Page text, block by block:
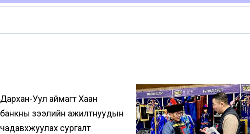
Дархан-Уул аймагт Хаан
банкны зээлийн ажилтнуудын
чадавхжуулах сургалт